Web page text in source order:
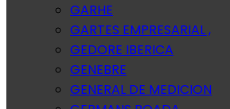
GARHE
GARTES EMPRESARIAL ,
GEDORE IBERICA
GENEBRE
GENERAL DE MEDICION